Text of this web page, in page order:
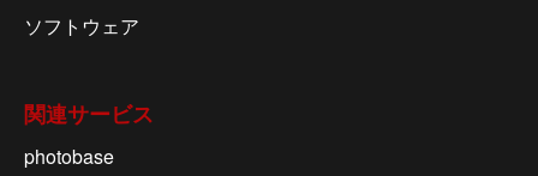
ソフトウェア
関連サービス
photobase